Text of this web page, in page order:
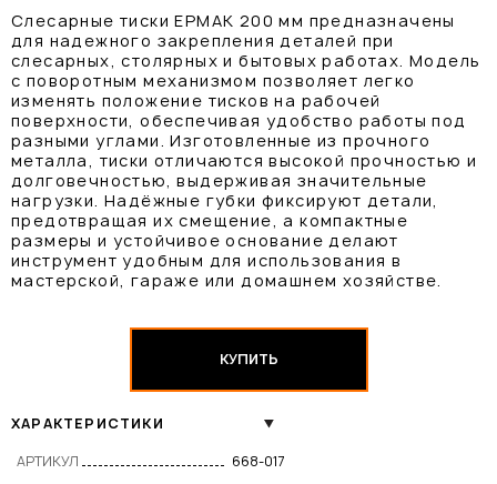
Слесарные тиски ЕРМАК 200 мм предназначены
для надежного закрепления деталей при
слесарных, столярных и бытовых работах. Модель
с поворотным механизмом позволяет легко
изменять положение тисков на рабочей
поверхности, обеспечивая удобство работы под
разными углами. Изготовленные из прочного
металла, тиски отличаются высокой прочностью и
долговечностью, выдерживая значительные
нагрузки. Надёжные губки фиксируют детали,
предотвращая их смещение, а компактные
размеры и устойчивое основание делают
инструмент удобным для использования в
мастерской, гараже или домашнем хозяйстве.
КУПИТЬ
ХАРАКТЕРИСТИКИ
АРТИКУЛ
668-017